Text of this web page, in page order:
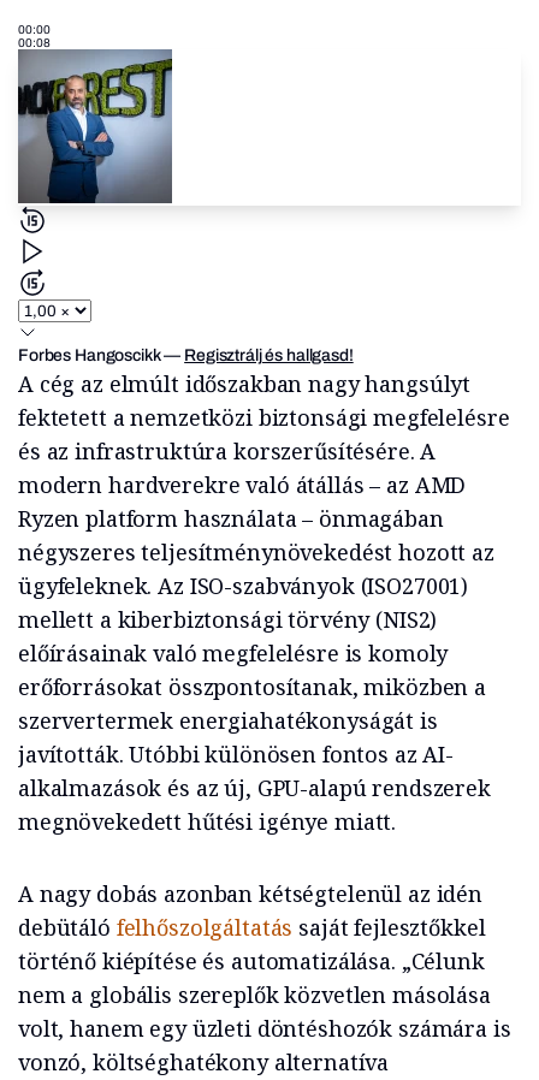
00:00
00:08
Forbes Hangoscikk— Regisztrálj és hallgasd!
A cég az elmúlt időszakban nagy hangsúlyt
fektetett a nemzetközi biztonsági megfelelésre
és az infrastruktúra korszerűsítésére. A
modern hardverekre való átállás – az AMD
Ryzen platform használata – önmagában
négyszeres teljesítménynövekedést hozott az
ügyfeleknek. Az ISO-szabványok (ISO27001)
mellett a kiberbiztonsági törvény (NIS2)
előírásainak való megfelelésre is komoly
erőforrásokat összpontosítanak, miközben a
szervertermek energiahatékonyságát is
javították. Utóbbi különösen fontos az AI-
alkalmazások és az új, GPU-alapú rendszerek
megnövekedett hűtési igénye miatt.
A nagy dobás azonban kétségtelenül az idén
debütáló felhőszolgáltatás saját fejlesztőkkel
történő kiépítése és automatizálása. „Célunk
nem a globális szereplők közvetlen másolása
volt, hanem egy üzleti döntéshozók számára is
vonzó, költséghatékony alternatíva